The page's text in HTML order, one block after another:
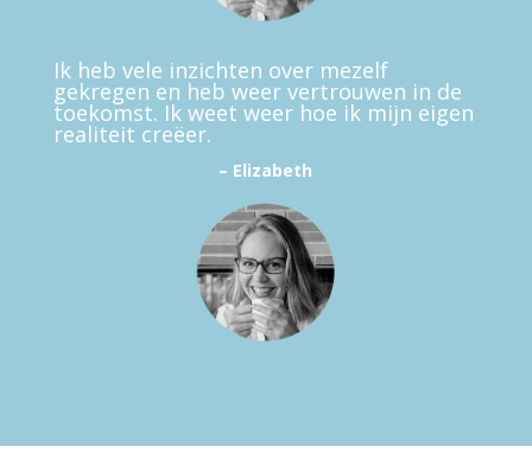
Ik heb vele inzichten over mezelf
gekregen en heb weer vertrouwen in de
toekomst. Ik weet weer hoe ik mijn eigen
realiteit creëer.
– Elizabeth